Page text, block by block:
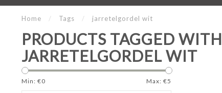
Home / Tags / jarretelgordel wit
PRODUCTS TAGGED WITH
JARRETELGORDEL WIT
Min: €0 Max: €5